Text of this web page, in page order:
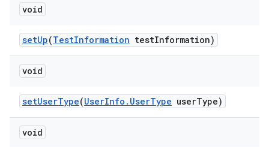
void
setUp(TestInformation testInformation)
void
setUserType(UserInfo . UserType userType)
void